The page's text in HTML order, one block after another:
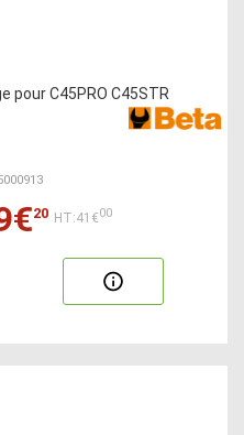
pour C45PRO C45STR
20 HT:41€00